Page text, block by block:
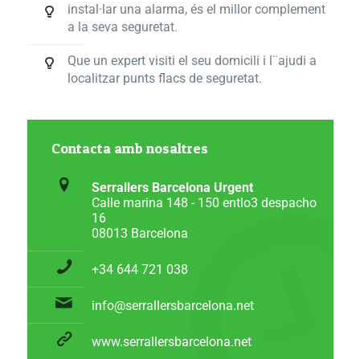
instal·lar una alarma, és el millor complement
a la seva seguretat.
Que un expert visiti el seu domicili i l¨ajudi a
localitzar punts flacs de seguretat.
Contacta amb nosaltres
Serrallers Barcelona Urgent
Calle marina 148 - 150 entlo3 despacho
16
08013 Barcelona
+34 644 721 038
info@serrallersbarcelona.net
www.serrallersbarcelona.net